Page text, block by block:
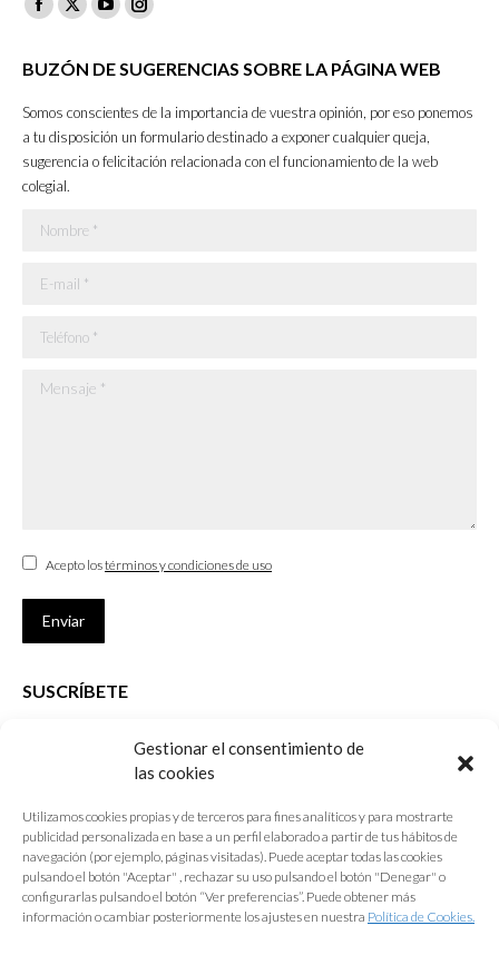
Gestionar el consentimiento de
las cookies
Utilizamos cookies propias y de terceros para fines analíticos y para mostrarte
publicidad personalizada en base a un perfil elaborado a partir de tus hábitos de
navegación (por ejemplo, páginas visitadas). Puede aceptar todas las cookies
pulsando el botón "Aceptar" , rechazar su uso pulsando el botón "Denegar" o
configurarlas pulsando el botón “Ver preferencias”. Puede obtener más
información o cambiar posteriormente los ajustes en nuestra Política de Cookies.
Facebook
opens
new
window
X
opens
new
window
YouTube
opens
new
window
Instagram
opens
in
new
window
BUZÓN DE SUGERENCIAS SOBRE LA PÁGINA WEB
Somos conscientes de la importancia de vuestra opinión, por eso ponemos
a tu disposición un formulario destinado a exponer cualquier queja,
sugerencia o felicitación relacionada con el funcionamiento de la web
colegial.
Nombre *
E-mail *
Teléfono *
Mensaje *
Acepto lostérminos y condiciones de uso
Enviar
SUSCRÍBETE
que desarrolla el Colegio de Arquitectos de Cádiz
E-mail *
Acepto lostérminos y condiciones de uso